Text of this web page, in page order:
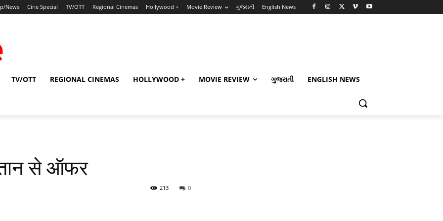
News Cine Special TV/OTT Regional Cinemas Hollywood + Movie Review ગુજરાતી English News
TV/OTT REGIONAL CINEMAS HOLLYWOOD + MOVIE REVIEW ગુજરાતી ENGLISH NEWS
से ऑफर
0
213